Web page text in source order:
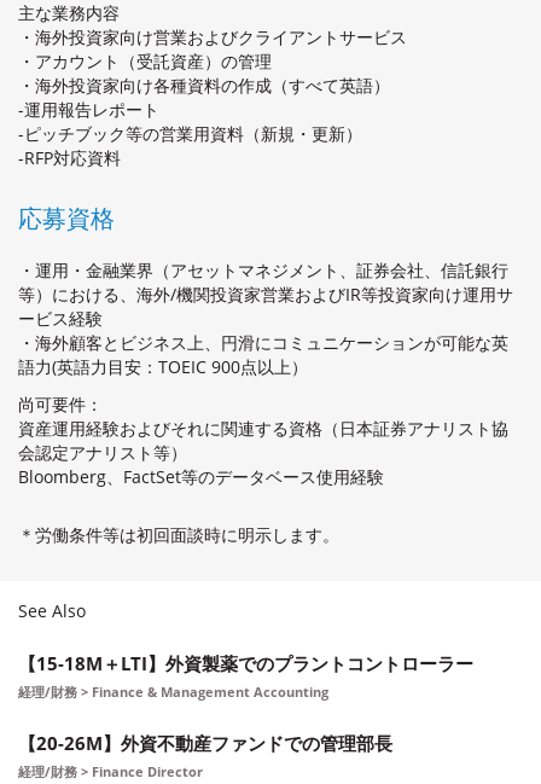
主な業務内容
・海外投資家向け営業およびクライアントサービス
・アカウント（受託資産）の管理
・海外投資家向け各種資料の作成（すべて英語）
-運用報告レポート
-ピッチブック等の営業用資料（新規・更新）
-RFP対応資料
応募資格
・運用・金融業界（アセットマネジメント、証券会社、信託銀行
等）における、海外/機関投資家営業およびIR等投資家向け運用サ
ービス経験
・海外顧客とビジネス上、円滑にコミュニケーションが可能な英
語力(英語力目安：TOEIC 900点以上）
尚可要件：
資産運用経験およびそれに関連する資格（日本証券アナリスト協
会認定アナリスト等）
Bloomberg、FactSet等のデータベース使用経験
＊労働条件等は初回面談時に明示します。
See Also
【15-18M＋LTI】外資製薬でのプラントコントローラー
経理/財務 > Finance & Management Accounting
【20-26M】外資不動産ファンドでの管理部長
経理/財務 > Finance Director